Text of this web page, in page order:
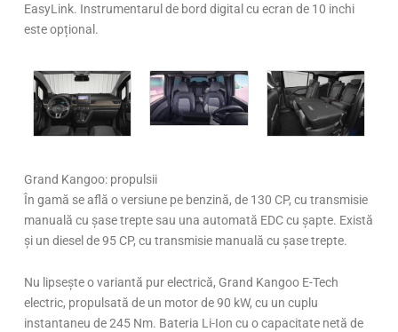
EasyLink. Instrumentarul de bord digital cu ecran de 10 inchi
este opțional.
Grand Kangoo: propulsii
În gamă se află o versiune pe benzină, de 130 CP, cu transmisie
manuală cu șase trepte sau una automată EDC cu șapte. Există
și un diesel de 95 CP, cu transmisie manuală cu șase trepte.
Nu lipsește o variantă pur electrică, Grand Kangoo E-Tech
electric, propulsată de un motor de 90 kW, cu un cuplu
instantaneu de 245 Nm. Bateria Li-Ion cu o capacitate netă de